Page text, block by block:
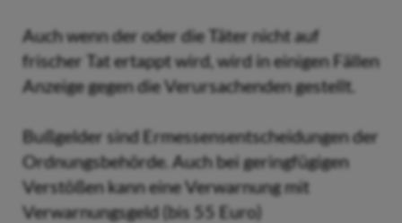
Auch wenn der oder die Täter nicht auf
frischer Tat ertappt wird, wird in einigen Fällen
Anzeige gegen die Verursachenden gestellt.
Bußgelder sind Ermessensentscheidungen der
Ordnungsbehörde. Auch bei geringfügigen
Verstößen kann eine Verwarnung mit
Verwarnungsgeld (bis 55 Euro)